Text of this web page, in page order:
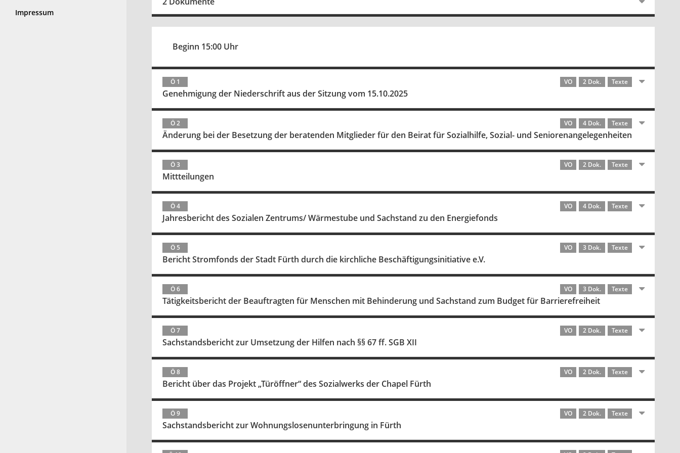
Impressum
Beginn 15:00 Uhr
Ö 1 VO 2 Dok. Texte
Genehmigung der Niederschrift aus der Sitzung vom 15.10.2025
Ö 2 VO 4 Dok. Texte
Änderung bei der Besetzung der beratenden Mitglieder für den Beirat für Sozialhilfe, Sozial- und Seniorenangelegenheiten
Ö 3 VO 2 Dok. Texte
Mittteilungen
Ö 4 VO 4 Dok. Texte
Jahresbericht des Sozialen Zentrums/ Wärmestube und Sachstand zu den Energiefonds
Ö 5 VO 3 Dok. Texte
Bericht Stromfonds der Stadt Fürth durch die kirchliche Beschäftigungsinitiative e.V.
Ö 6 VO 3 Dok. Texte
Tätigkeitsbericht der Beauftragten für Menschen mit Behinderung und Sachstand zum Budget für Barrierefreiheit
Ö 7 VO 2 Dok. Texte
Sachstandsbericht zur Umsetzung der Hilfen nach §§ 67 ff. SGB XII
Ö 8 VO 2 Dok. Texte
Bericht über das Projekt „Türöffner“ des Sozialwerks der Chapel Fürth
Ö 9 VO 2 Dok. Texte
Sachstandsbericht zur Wohnungslosenunterbringung in Fürth